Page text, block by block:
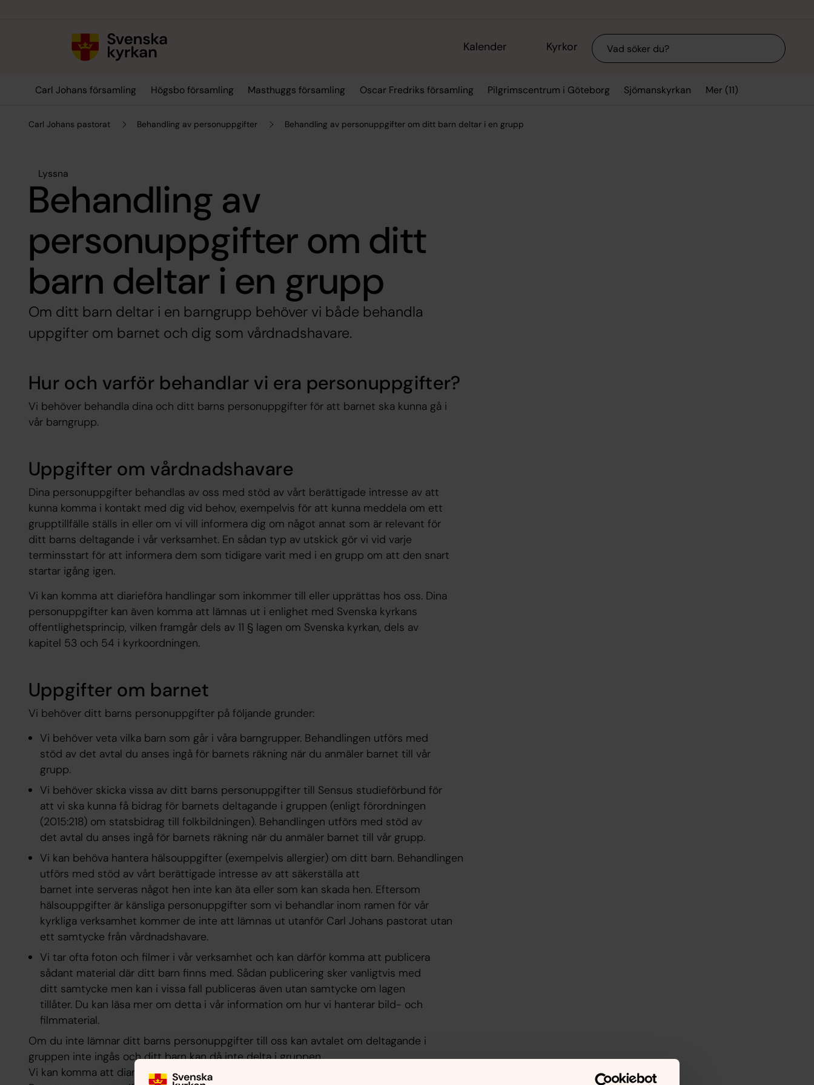
Kalender Kyrkor Sök
Carl Johans församling Högsbo församling Masthuggs församling Oscar Fredriks församling Pilgrimscentrum i Göteborg Sjömanskyrkan Mer (11)
Carl Johans pastorat Behandling av personuppgifter Behandling av personuppgifter om ditt barn deltar i en grupp
Lyssna
Behandling av
personuppgifter om ditt
barn deltar i en grupp
Om ditt barn deltar i en barngrupp behöver vi både behandla
uppgifter om barnet och dig som vårdnadshavare.
Hur och varför behandlar vi era personuppgifter?
Vi behöver behandla dina och ditt barns personuppgifter för att barnet ska kunna gå i
vår barngrupp.
Uppgifter om vårdnadshavare
Dina personuppgifter behandlas av oss med stöd av vårt berättigade intresse av att
kunna komma i kontakt med dig vid behov, exempelvis för att kunna meddela om ett
grupptillfälle ställs in eller om vi vill informera dig om något annat som är relevant för
ditt barns deltagande i vår verksamhet. En sådan typ av utskick gör vi vid varje
terminsstart för att informera dem som tidigare varit med i en grupp om att den snart
startar igång igen.
Vi kan komma att diarieföra handlingar som inkommer till eller upprättas hos oss. Dina
personuppgifter kan även komma att lämnas ut i enlighet med Svenska kyrkans
offentlighetsprincip, vilken framgår dels av 11 § lagen om Svenska kyrkan, dels av
kapitel 53 och 54 i kyrkoordningen.
Uppgifter om barnet
Vi behöver ditt barns personuppgifter på följande grunder:
Vi behöver veta vilka barn som går i våra barngrupper. Behandlingen utförs med
stöd av det avtal du anses ingå för barnets räkning när du anmäler barnet till vår
grupp.
Vi behöver skicka vissa av ditt barns personuppgifter till Sensus studieförbund för
att vi ska kunna få bidrag för barnets deltagande i gruppen (enligt förordningen
(2015:218) om statsbidrag till folkbildningen). Behandlingen utförs med stöd av
det avtal du anses ingå för barnets räkning när du anmäler barnet till vår grupp.
Vi kan behöva hantera hälsouppgifter (exempelvis allergier) om ditt barn. Behandlingen
utförs med stöd av vårt berättigade intresse av att säkerställa att
barnet inte serveras något hen inte kan äta eller som kan skada hen. Eftersom
hälsouppgifter är känsliga personuppgifter som vi behandlar inom ramen för vår
kyrkliga verksamhet kommer de inte att lämnas ut utanför Carl Johans pastorat utan
ett samtycke från vårdnadshavare.
Vi tar ofta foton och filmer i vår verksamhet och kan därför komma att publicera
sådant material där ditt barn finns med. Sådan publicering sker vanligtvis med
ditt samtycke men kan i vissa fall publiceras även utan samtycke om lagen
tillåter. Du kan läsa mer om detta i vår information om hur vi hanterar bild- och
filmmaterial.
Om du inte lämnar ditt barns personuppgifter till oss kan avtalet om deltagande i
gruppen inte ingås och ditt barn kan då inte delta i gruppen.
Vi kan komma att diarieföra handlingar som inkommer till eller upprättas hos oss.